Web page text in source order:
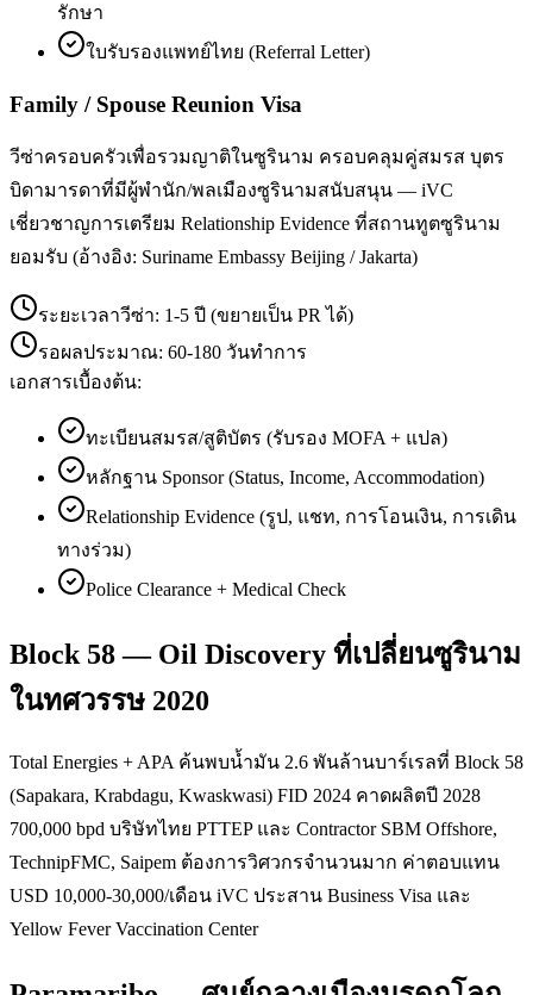
รักษา
ใบรับรองแพทย์ไทย (Referral Letter)
Family / Spouse Reunion Visa
วีซ่าครอบครัวเพื่อรวมญาติในซูรินาม ครอบคลุมคู่สมรส บุตร
บิดามารดาที่มีผู้พำนัก/พลเมืองซูรินามสนับสนุน — iVC
เชี่ยวชาญการเตรียม Relationship Evidence ที่สถานทูตซูรินาม
ยอมรับ (อ้างอิง: Suriname Embassy Beijing / Jakarta)
ระยะเวลาวีซ่า: 1-5 ปี (ขยายเป็น PR ได้)
รอผลประมาณ: 60-180 วันทำการ
เอกสารเบื้องต้น:
ทะเบียนสมรส/สูติบัตร (รับรอง MOFA + แปล)
หลักฐาน Sponsor (Status, Income, Accommodation)
Relationship Evidence (รูป, แชท, การโอนเงิน, การเดิน
ทางร่วม)
Police Clearance + Medical Check
Block 58 — Oil Discovery ที่เปลี่ยนซูรินาม
ในทศวรรษ 2020
Total Energies + APA ค้นพบน้ำมัน 2.6 พันล้านบาร์เรลที่ Block 58
(Sapakara, Krabdagu, Kwaskwasi) FID 2024 คาดผลิตปี 2028
700,000 bpd บริษัทไทย PTTEP และ Contractor SBM Offshore,
TechnipFMC, Saipem ต้องการวิศวกรจำนวนมาก ค่าตอบแทน
USD 10,000-30,000/เดือน iVC ประสาน Business Visa และ
Yellow Fever Vaccination Center